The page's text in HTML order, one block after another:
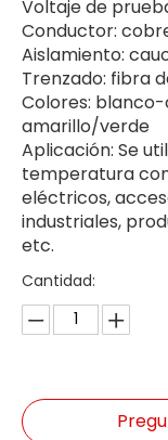
Voltaje de
Conductor:
Aislamiento:
Trenzado: fibra
Colores:
amarillo/verde
Aplicación: Se
temperatura
eléctricos,
industriales,
etc.
Cantidad: